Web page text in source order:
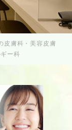
皮膚科・美容皮膚
ー科